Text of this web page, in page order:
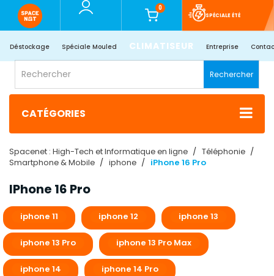
0
SPÉCIALE ÉTÉ
Déstockage Spéciale Mouled CLIMATISEUR Entreprise
Rechercher
CATÉGORIES
Spacenet : High-Tech et Informatique en ligne
Téléphonie
Smartphone & Mobile
iphone iPhone 16 Pro
IPhone 16 Pro
iphone 11 iphone 12 iphone 13
iphone 13 Pro iphone 13 Pro Max
iphone 14 iphone 14 Pro